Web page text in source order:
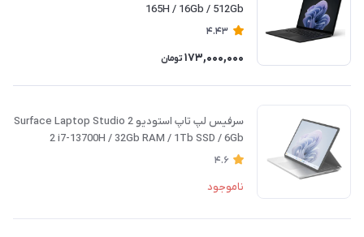
165H / 16Gb / 512Gb
4.43
173,000,000 تومان
سرفیس لپ تاپ استودیو 2 Surface Laptop Studio
2 i7-13700H / 32Gb RAM / 1Tb SSD / 6Gb
4.6
ناموجود